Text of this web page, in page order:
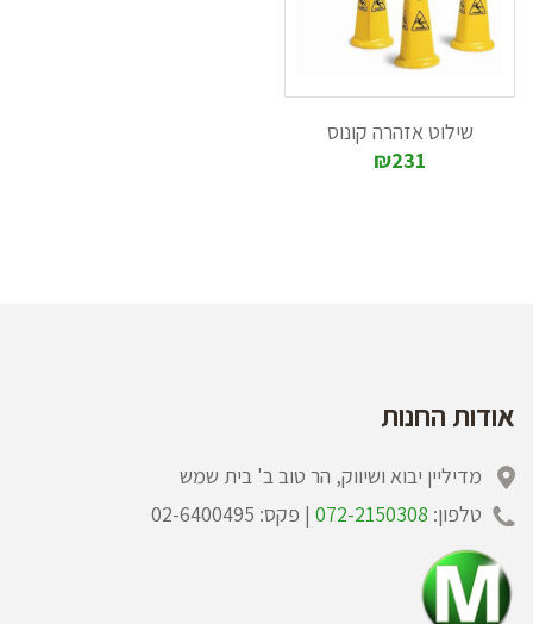
שילוט אזהרה קונוס
₪231
אודות החנות
מדיליין יבוא ושיווק, הר טוב ב' בית שמש
טלפון: 072-2150308 | פקס: 02-6400495